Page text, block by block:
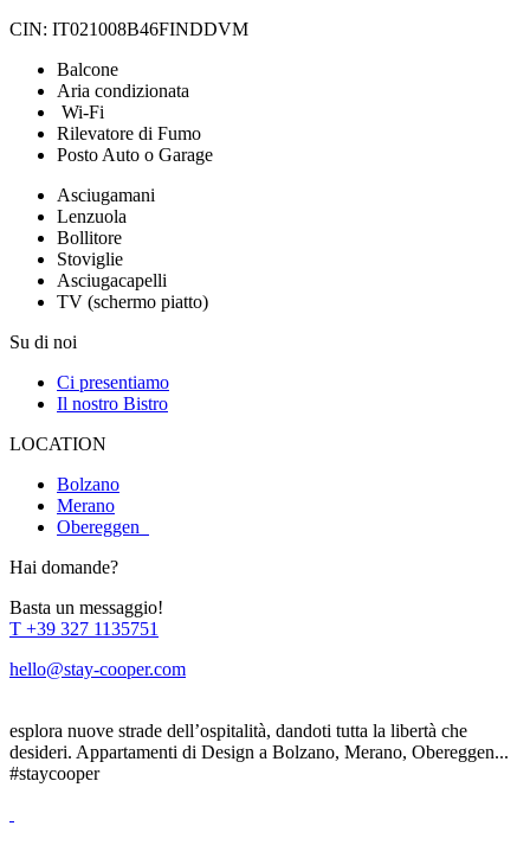
CIN: IT021008B46FINDDVM
Balcone
Aria condizionata
Wi-Fi
Rilevatore di Fumo
Posto Auto o Garage
Asciugamani
Lenzuola
Bollitore
Stoviglie
Asciugacapelli
TV (schermo piatto)
Su di noi
Ci presentiamo
Il nostro Bistro
LOCATION
Bolzano
Merano
Obereggen
Hai domande?
Basta un messaggio!
T +39 327 1135751
hello@stay-cooper.com
esplora nuove strade dell’ospitalità, dandoti tutta la libertà che
desideri. Appartamenti di Design a Bolzano, Merano, Obereggen...
#staycooper